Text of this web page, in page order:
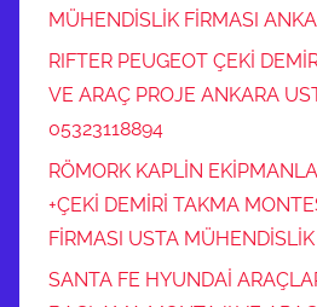
MÜHENDİSLİK FİRMASI
RIFTER PEUGEOT ÇEKİ
VE ARAÇ PROJE ANKARA
05323118894
RÖMORK KAPLİN
+ÇEKİ DEMİRİ TAKMA
FİRMASI USTA MÜHENDİSLİK
SANTA FE HYUNDAİ